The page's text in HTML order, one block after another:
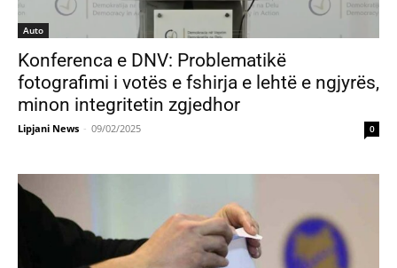
Auto
Konferenca e DNV: Problematikë
fotografimi i votës e fshirja e lehtë e ngjyrës,
minon integritetin zgjedhor
Lipjani News - 09/02/2025 0